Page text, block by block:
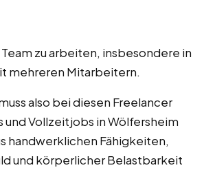
zu arbeiten, insbesondere in
mehreren Mitarbeitern.
also bei diesen Freelancer
und Vollzeitjobs in Wölfersheim
handwerklichen Fähigkeiten,
und körperlicher Belastbarkeit